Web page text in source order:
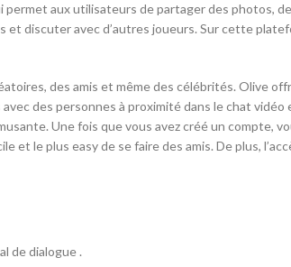
aux utilisateurs de partager des photos,
discuter avec d’autres joueurs. Sur cette
des amis et même des célébrités. Olive
des personnes à proximité dans le chat
Une fois que vous avez créé un compte,
et le plus easy de se faire des amis. De plus,
de dialogue .